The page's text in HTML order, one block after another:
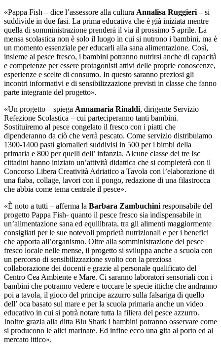
«Pappa Fish – dice l’assessore alla cultura Annalisa Ruggieri – si
suddivide in due fasi. La prima educativa che è già iniziata mentre
quella di somministrazione prenderà il via il prossimo 5 aprile. La
mensa scolastica non è solo il luogo in cui si nutrono i bambini, ma è
un momento essenziale per educarli alla sana alimentazione. Così,
insieme al pesce fresco, i bambini potranno nutrirsi anche di capacità
e competenze per essere protagonisti attivi delle proprie conoscenze,
esperienze e scelte di consumo. In questo saranno preziosi gli
incontri informativi e di sensibilizzazione previsti in classe che fanno
parte integrante del progetto».
«Un progetto – spiega Annamaria Rinaldi, dirigente Servizio
Refezione Scolastica – cui parteciperanno tanti bambini.
Sostituiremo al pesce congelato il fresco con i piatti che
dipenderanno da ciò che verrà pescato. Come servizio distribuiamo
1300-1400 pasti giornalieri suddivisi in 500 per i bimbi della
primaria e 800 per quelli dell’ infanzia. Alcune classe dei tre Isc
cittadini hanno iniziato un’attività didattica che si completerà con il
Concorso Libera Creatività Adriatico a Tavola con l’elaborazione di
una fiaba, collage, lavori con il pongo, redazione di una filastrocca
che abbia come tema centrale il pesce».
«È noto a tutti – afferma la Barbara Zambuchini responsabile del
progetto Pappa Fish- quanto il pesce fresco sia indispensabile in
un’alimentazione sana ed equilibrata, tra gli alimenti maggiormente
consigliati per le sue notevoli proprietà nutrizionali e per i benefici
che apporta all’organismo. Oltre alla somministrazione del pesce
fresco locale nelle mense, il progetto si sviluppa anche a scuola con
un percorso di sensibilizzazione svolto con la preziosa
collaborazione dei docenti e grazie al personale qualificato del
Centro Cea Ambiente e Mare. Ci saranno laboratori sensoriali con i
bambini che potranno vedere e toccare le specie ittiche che andranno
poi a tavola, il gioco del principe azzurro sulla falsariga di quello
dell’ oca basato sul mare e per la scuola primaria anche un video
educativo in cui si potrà notare tutta la filiera del pesce azzurro.
Inoltre grazia alla ditta Blu Shark i bambini potranno osservare come
si producono le alici marinate. Ed infine ecco una gita al porto ed al
mercato ittico».